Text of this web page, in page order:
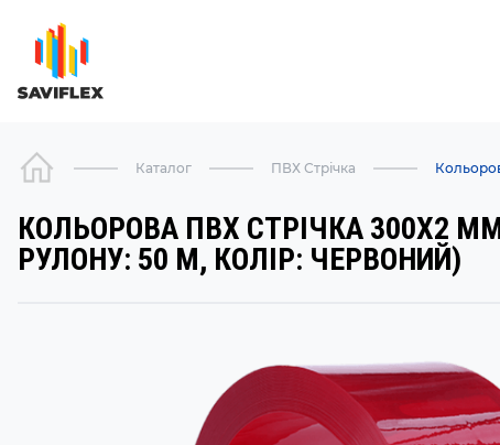
Каталог ПВХ Стрічка
КОЛЬОРОВА ПВХ СТРІЧКА 300Х2
РУЛОНУ: 50 М, КОЛІР: ЧЕРВОНИЙ)